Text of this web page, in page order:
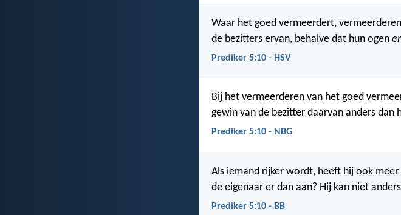
Waar het goed vermeerdert,
de bezitters ervan, behalve dat hun ogen
Prediker 5:10 - HSV
Bij het vermeerderen van het goed
gewin van de bezitter daarvan anders dan
Prediker 5:10 - NBG
Als iemand rijker wordt, heeft hij ook
de eigenaar er dan aan? Hij kan niet
Prediker 5:10 - BB